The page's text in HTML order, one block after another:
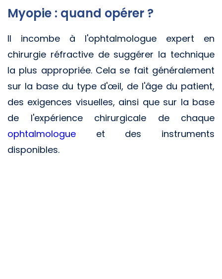
Myopie : quand opérer ?
Il incombe à l'ophtalmologue expert en
chirurgie réfractive de suggérer la technique
la plus appropriée. Cela se fait généralement
sur la base du type d'œil, de l'âge du patient,
des exigences visuelles, ainsi que sur la base
de l'expérience chirurgicale de chaque
ophtalmologue et des instruments
disponibles.